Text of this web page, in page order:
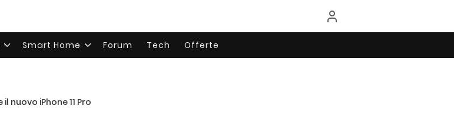
Smart Home Forum Tech Offerte
nuovo iPhone 11 Pro